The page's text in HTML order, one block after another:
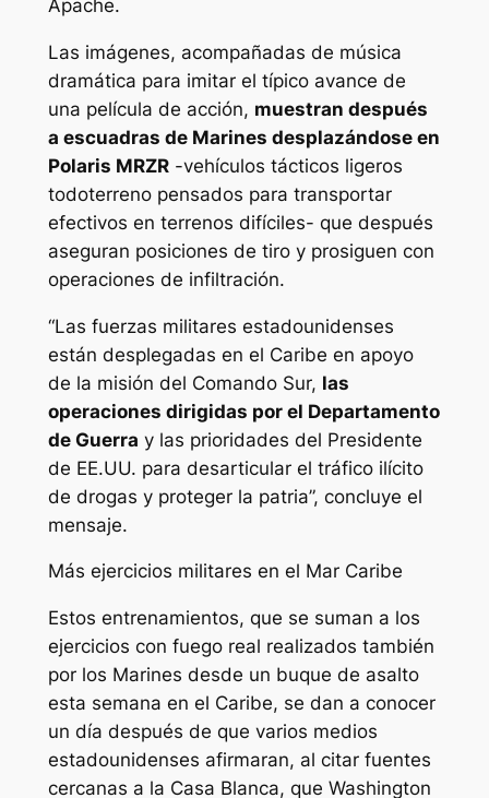
Apache.
Las imágenes, acompañadas de música
dramática para imitar el típico avance de
una película de acción, muestran después
a escuadras de Marines desplazándose en
Polaris MRZR-vehículos tácticos ligeros
todoterreno pensados para transportar
efectivos en terrenos difíciles- que después
aseguran posiciones de tiro y prosiguen con
operaciones de infiltración.
“Las fuerzas militares estadounidenses
están desplegadas en el Caribe en apoyo
de la misión del Comando Sur, las
operaciones dirigidas por el Departamento
de Guerra y las prioridades del Presidente
de EE.UU. para desarticular el tráfico ilícito
de drogas y proteger la patria”, concluye el
mensaje.
Más ejercicios militares en el Mar Caribe
Estos entrenamientos, que se suman a los
ejercicios con fuego real realizados también
por los Marines desde un buque de asalto
esta semana en el Caribe, se dan a conocer
un día después de que varios medios
estadounidenses afirmaran, al citar fuentes
cercanas a la Casa Blanca, que Washington